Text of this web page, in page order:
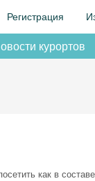
Регистрация
курортов
как в